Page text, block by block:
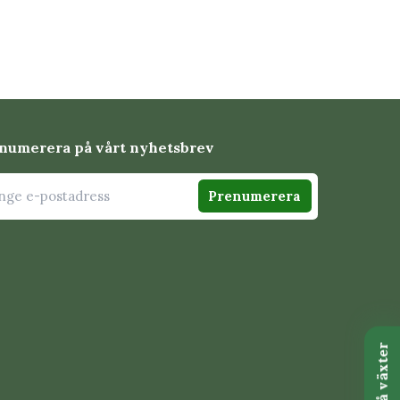
på vårt nyhetsbrev
Prenumerera